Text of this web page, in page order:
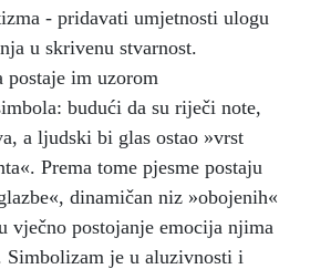
- pridavati umjetnosti ulogu
u skrivenu stvarnost.
postaje im uzorom
budući da su riječi note,
a ljudski bi glas ostao »vrst
Prema tome pjesme postaju
dinamičan niz »obojenih«
vječno postojanje emocija njima
je u aluzivnosti i